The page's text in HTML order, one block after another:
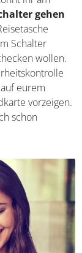
ihr am
gehen
Schalter